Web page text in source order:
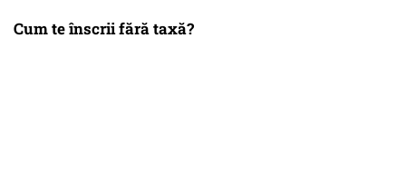
Cum te înscrii fără taxă?